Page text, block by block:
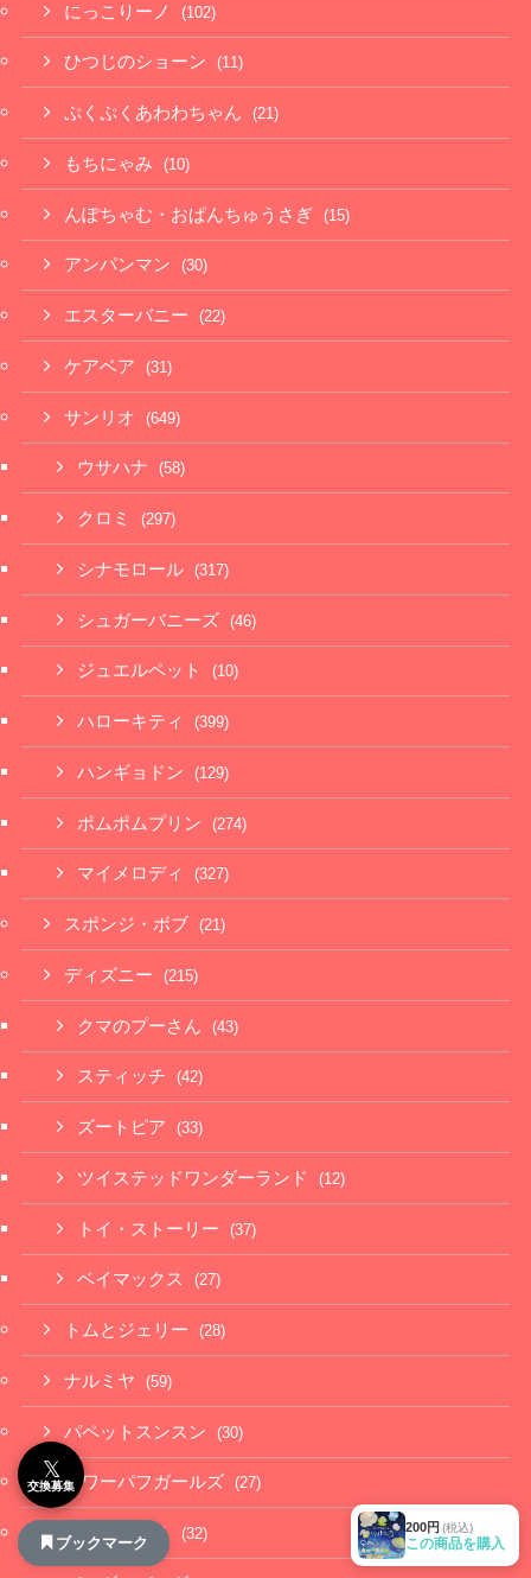
200円 (税込)
この商品を購入
にっこりーノ (102)
ひつじのショーン (11)
ぷくぷくあわわちゃん (21)
もちにゃみ (10)
んぽちゃむ・おぱんちゅうさぎ (15)
アンパンマン (30)
エスターバニー (22)
ケアベア (31)
サンリオ (649)
ウサハナ (58)
クロミ (297)
シナモロール (317)
シュガーバニーズ (46)
ジュエルペット (10)
ハローキティ (399)
ハンギョドン (129)
ポムポムプリン (274)
マイメロディ (327)
スポンジ・ボブ (21)
ディズニー (215)
クマのプーさん (43)
スティッチ (42)
ズートピア (33)
ツイステッドワンダーランド (12)
トイ・ストーリー (37)
ベイマックス (27)
トムとジェリー (28)
ナルミヤ (59)
パペットスンスン (30)
パワーパフガールズ (27)
パンどろぼう (32)
𝕏
交換募集
ブックマーク